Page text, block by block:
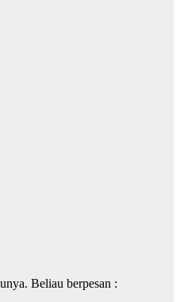
Beliau berpesan :